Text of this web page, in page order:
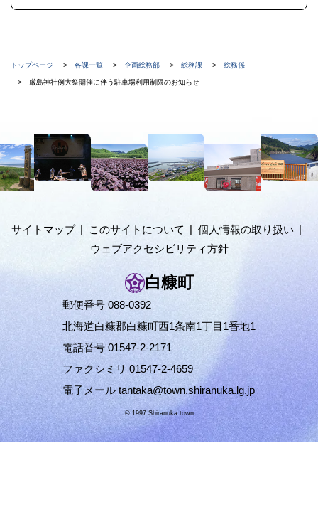
戻
現
在
の
階
層
トップページ 各課一覧 企画総務部 総務課 総務係
厳島神社例大祭開催に伴う駐車場利用制限のお知らせ
文
へ
メ
サイトマップ このサイトについて
個人情報の取り扱い
ウェブアクセシビリティ方針
白糠町
郵便番号 088-0392
北海道白糠郡白糠町西1条南1丁目1番地1
電話番号 01547-2-2171
ファクシミリ 01547-2-4659
電子メール tantaka@town.shiranuka.lg.jp
© 1997 Shiranuka town